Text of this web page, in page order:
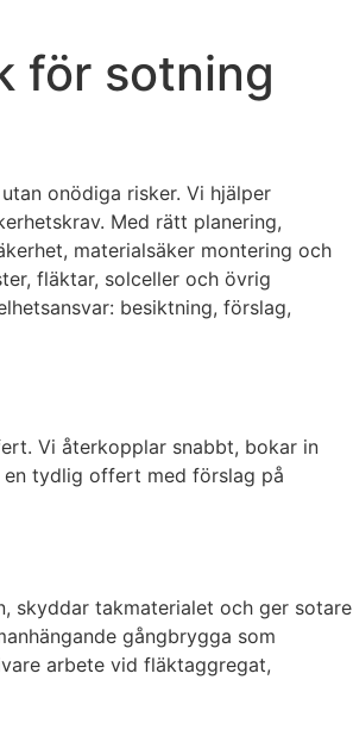
för sotning
onödiga risker. Vi hjälper
Med rätt planering,
materialsäker montering och
fläktar, solceller och övrig
besiktning, förslag,
Vi återkopplar snabbt, bokar in
en tydlig offert med förslag på
skyddar takmaterialet och ger sotare
gångbrygga som
arbete vid fläktaggregat,